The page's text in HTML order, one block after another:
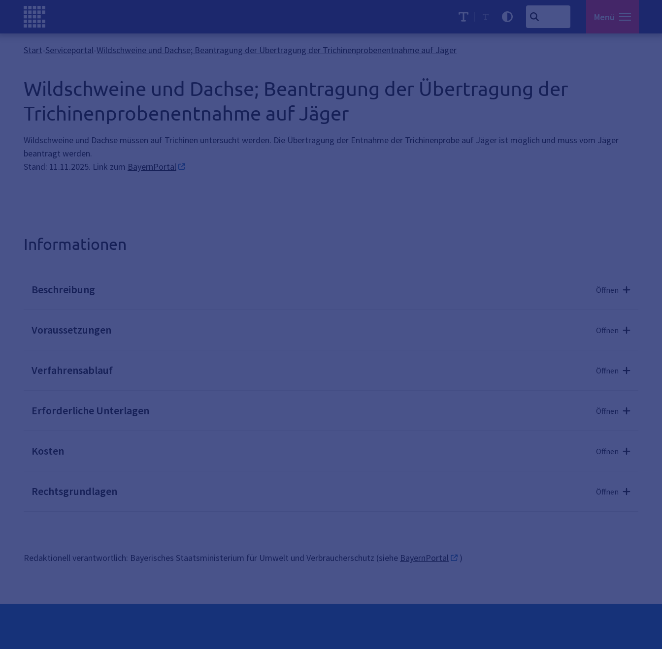
Menü
Start-Serviceportal-Wildschweine und Dachse; Beantragung der Übertragung der Trichinenprobenentnahme auf Jäger
Wildschweine und Dachse; Beantragung der Übertragung der
Trichinenprobenentnahme auf Jäger
Wildschweine und Dachse müssen auf Trichinen untersucht werden. Die Übertragung der Entnahme der Trichinenprobe auf Jäger ist möglich und muss vom Jäger
beantragt werden.
Stand: 11.11.2025. Link zum BayernPortal
Informationen
Beschreibung Öffnen
Voraussetzungen Öffnen
Verfahrensablauf Öffnen
Erforderliche Unterlagen Öffnen
Kosten Öffnen
Rechtsgrundlagen Öffnen
Redaktionell verantwortlich: Bayerisches Staatsministerium für Umwelt und Verbraucherschutz (siehe BayernPortal )